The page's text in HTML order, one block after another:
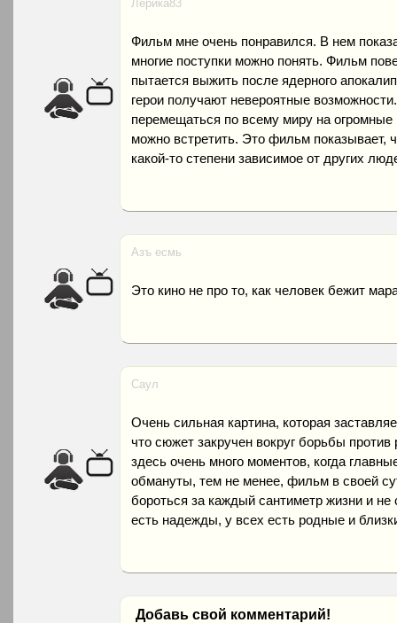
Лерика83
Фильм мне очень понравился. В нем
многие поступки можно понять. Фильм
пытается выжить после ядерного
герои получают невероятные
перемещаться по всему миру на
можно встретить. Это фильм показывает,
какой-то степени зависимое от других
Азъ есмь
Это кино не про то, как человек бежит
Саул
Очень сильная картина, которая
что сюжет закручен вокруг борьбы
здесь очень много моментов, когда
обмануты, тем не менее, фильм в своей
бороться за каждый сантиметр жизни и
есть надежды, у всех есть родные и
Добавь свой комментарий!